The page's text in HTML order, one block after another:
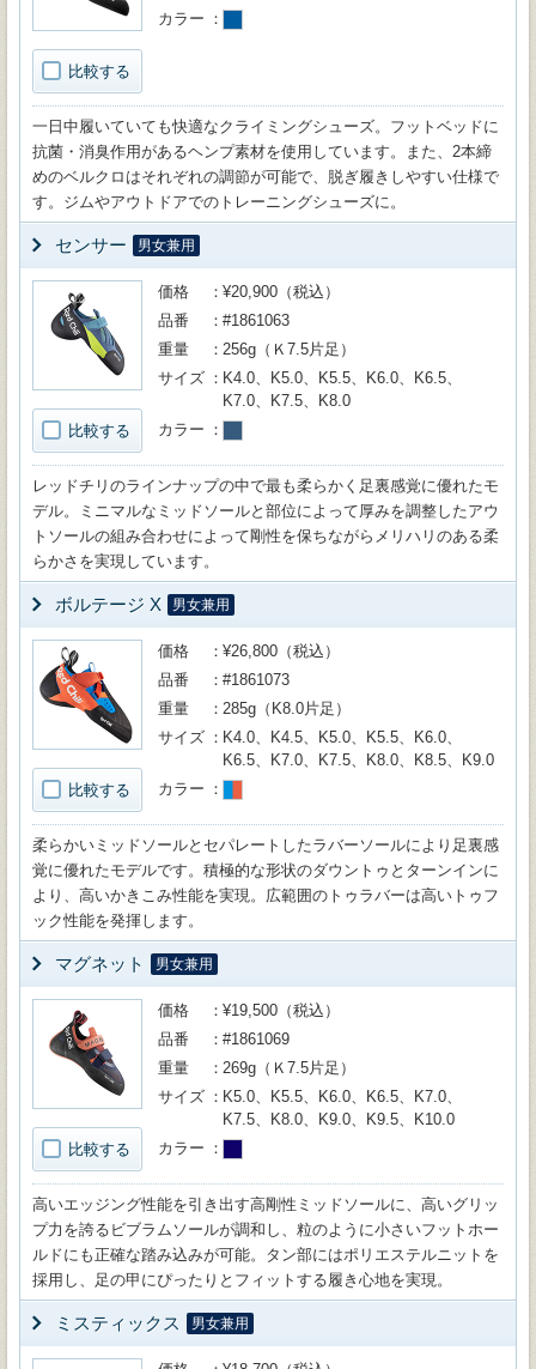
比較する
カラー
一日中履いていても快適なクライミングシューズ。フットベッドに
抗菌・消臭作用があるヘンプ素材を使用しています。また、2本締
めのベルクロはそれぞれの調節が可能で、脱ぎ履きしやすい仕様で
す。ジムやアウトドアでのトレーニングシューズに。
センサー 男女兼用
比較する
価格
¥20,900（税込）
品番
#1861063
重量
256g（Ｋ7.5片足）
サイズ
K4.0、K5.0、K5.5、K6.0、K6.5、
K7.0、K7.5、K8.0
カラー
レッドチリのラインナップの中で最も柔らかく足裏感覚に優れたモ
デル。ミニマルなミッドソールと部位によって厚みを調整したアウ
トソールの組み合わせによって剛性を保ちながらメリハリのある柔
らかさを実現しています。
ボルテージ X 男女兼用
比較する
価格
¥26,800（税込）
品番
#1861073
重量
285g（K8.0片足）
サイズ
K4.0、K4.5、K5.0、K5.5、K6.0、
K6.5、K7.0、K7.5、K8.0、K8.5、K9.0
カラー
柔らかいミッドソールとセパレートしたラバーソールにより足裏感
覚に優れたモデルです。積極的な形状のダウントゥとターンインに
より、高いかきこみ性能を実現。広範囲のトゥラバーは高いトゥフ
ック性能を発揮します。
マグネット 男女兼用
比較する
価格
¥19,500（税込）
品番
#1861069
重量
269g（Ｋ7.5片足）
サイズ
K5.0、K5.5、K6.0、K6.5、K7.0、
K7.5、K8.0、K9.0、K9.5、K10.0
カラー
高いエッジング性能を引き出す高剛性ミッドソールに、高いグリッ
プ力を誇るビブラムソールが調和し、粒のように小さいフットホー
ルドにも正確な踏み込みが可能。タン部にはポリエステルニットを
採用し、足の甲にぴったりとフィットする履き心地を実現。
ミスティックス 男女兼用